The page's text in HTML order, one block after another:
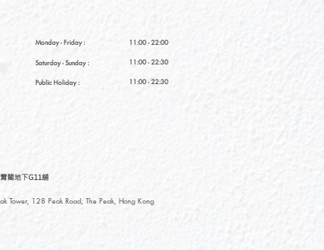
11:00 - 22:00
11:00 - 22:30
11:00 - 22:30
Monday - Friday :
Saturday- Sunday :
Public Holiday :
閣地下G11舖
Tower, 128 Peak Road, The Peak, Hong Kong